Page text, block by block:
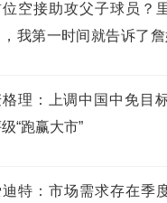
位空接助攻父子球员？
，我第一时间就告诉了
格理：上调中国中免目
“跑赢大市”
迪特：市场需求存在季